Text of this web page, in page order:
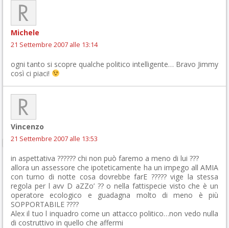
Michele
21 Settembre 2007 alle 13:14
ogni tanto si scopre qualche politico intelligente… Bravo Jimmy
così ci piaci!
Vincenzo
21 Settembre 2007 alle 13:53
in aspettativa ?????? chi non può faremo a meno di lui ???
allora un assessore che ipoteticamente ha un impego all AMIA
con turno di notte cosa dovrebbe farE ????? vige la stessa
regola per l avv D aZZo’ ?? o nella fattispecie visto che è un
operatore ecologico e guadagna molto di meno è più
SOPPORTABILE ????
Alex il tuo l inquadro come un attacco politico…non vedo nulla
di costruttivo in quello che affermi